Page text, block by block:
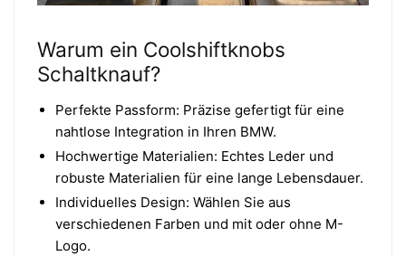
Warum ein Coolshiftknobs
Schaltknauf?
Perfekte Passform: Präzise gefertigt für eine
nahtlose Integration in Ihren BMW.
Hochwertige Materialien: Echtes Leder und
robuste Materialien für eine lange Lebensdauer.
Individuelles Design: Wählen Sie aus
verschiedenen Farben und mit oder ohne M-
Logo.